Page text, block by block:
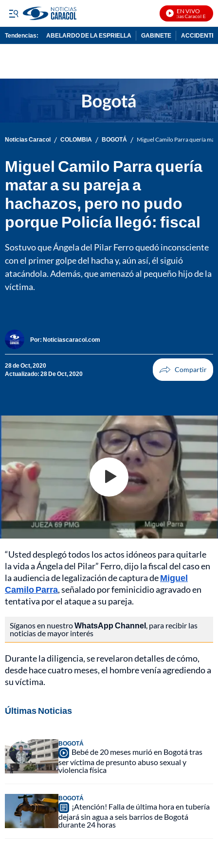
EN VIVO
Noticias Caracol En Vivo
Tendencias: ABELARDO DE LA ESPRIELLA GABINETE ACCIDENTE
Noticias Caracol / COLOMBIA / BOGOTÁ / Miguel Camilo Parra quería
Miguel Camilo Parra quería
matar a su pareja a
hachazos, pero no pudo
porque Policía llegó: fiscal
Sostuvo que Ángela del Pilar Ferro quedó inconsciente
con el primer golpe del hacha y, aún así, él siguió
atacándola. Además, que amenazó al pequeño hijo de la
víctima.
Por: Noticiascaracol.com
28 de Oct, 2020
Actualizado: 28 De Oct, 2020
“Usted desplegó todos los actos idóneos para quitarle
la vida a Ángela del Pilar” Ferro, dijo la fiscal del caso en
la audiencia de legalización de captura deMiguel
Camilo Parra, señalado por feminicidio agravado en
tentativa por el ataque a su pareja.
Síganos en nuestroWhatsApp Channel , para recibir las
noticias de mayor interés
Durante la diligencia, se revelaron detalles de cómo,
desde hace cuatro meses, el hombre venía agrediendo a
su víctima.
Últimas Noticias
BOGOTÁ
Bebé de 20 meses murió en Bogotá tras
ser víctima de presunto abuso sexual y
violencia física
BOGOTÁ
¡Atención! Falla de última hora en tubería
dejará sin agua a seis barrios de Bogotá
durante 24 horas